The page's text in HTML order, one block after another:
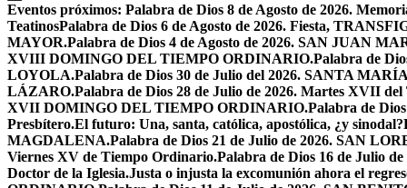
Eventos próximos: Palabra de Dios 8 de Agosto de 2026.
TeatinosPalabra de Dios 6 de Agosto de 2026. Fiesta,
MAYOR.Palabra de Dios 4 de Agosto de 2026. SAN JUAN
XVIII DOMINGO DEL TIEMPO ORDINARIO.Palabra de
LOYOLA.Palabra de Dios 30 de Julio del 2026. SANTA
LÁZARO.Palabra de Dios 28 de Julio de 2026. Martes XVII
XVII DOMINGO DEL TIEMPO ORDINARIO.Palabra de
Presbítero.El futuro: Una, santa, católica, apostólica, ¿y sinodal?
MAGDALENA.Palabra de Dios 21 de Julio de 2026. SAN
Viernes XV de Tiempo Ordinario.Palabra de Dios 16 de Julio
Doctor de la Iglesia.Justa o injusta la excomunión ahora el